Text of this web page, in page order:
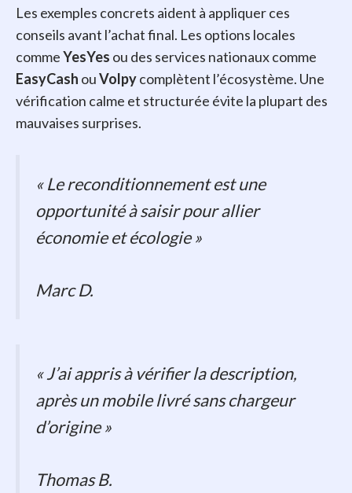
Les exemples concrets aident à appliquer ces
conseils avant l’achat final. Les options locales
commeYesYes ou des services nationaux comme
EasyCash ouVolpycomplètent l’écosystème. Une
vérification calme et structurée évite la plupart des
mauvaises surprises.
« Le reconditionnement est une
opportunité à saisir pour allier
économie et écologie »
Marc D.
« J’ai appris à vérifier la description,
après un mobile livré sans chargeur
d’origine »
Thomas B.